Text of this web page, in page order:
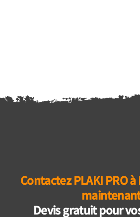
Contactez PLAKI PRO
Devis gratuit pour